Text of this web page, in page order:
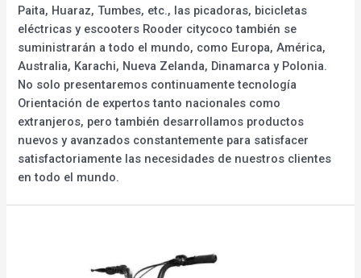
Paita, Huaraz, Tumbes, etc., las picadoras, bicicletas
eléctricas y escooters Rooder citycoco también se
suministrarán a todo el mundo, como Europa, América,
Australia, Karachi, Nueva Zelanda, Dinamarca y Polonia.
No solo presentaremos continuamente tecnología
Orientación de expertos tanto nacionales como
extranjeros, pero también desarrollamos productos
nuevos y avanzados constantemente para satisfacer
satisfactoriamente las necesidades de nuestros clientes
en todo el mundo.